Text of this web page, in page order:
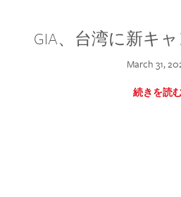
GIA、台湾に新キ
March 31,
続きを読